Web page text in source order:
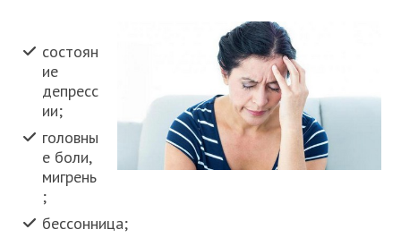
состоян
ие
депресс
ии;
головны
е боли,
мигрень
;
бессонница;